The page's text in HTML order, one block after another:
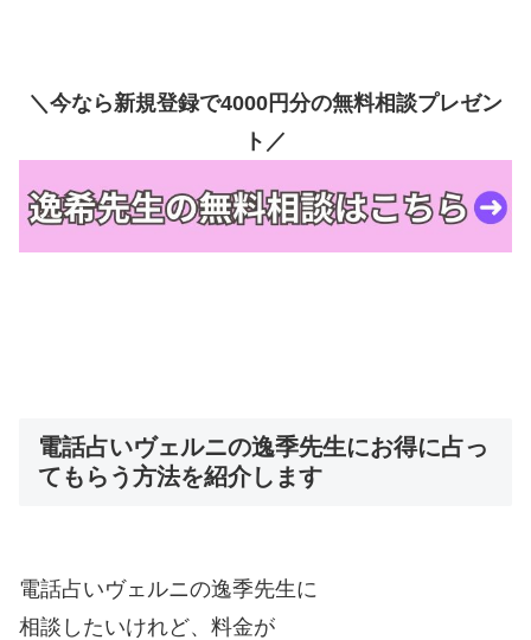
＼今なら新規登録で4000円分の無料相談プレゼン
ト／
電話占いヴェルニの逸季先生にお得に占っ
てもらう方法を紹介します
電話占いヴェルニの逸季先生に
相談したいけれど、料金が